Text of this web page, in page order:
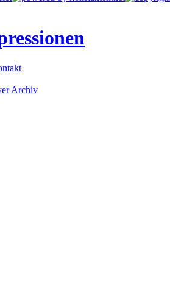
Archiv